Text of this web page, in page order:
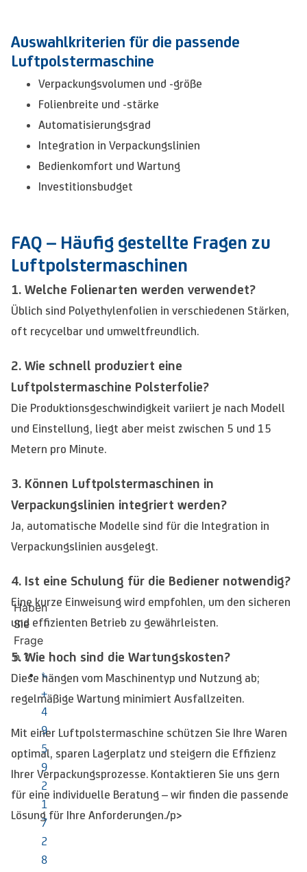
Auswahlkriterien für die passende
Luftpolstermaschine
Verpackungsvolumen und -größe
Folienbreite und -stärke
Automatisierungsgrad
Integration in Verpackungslinien
Bedienkomfort und Wartung
Investitionsbudget
FAQ – Häufig gestellte Fragen zu
Luftpolstermaschinen
1. Welche Folienarten werden verwendet?
Üblich sind Polyethylenfolien in verschiedenen Stärken,
oft recycelbar und umweltfreundlich.
2. Wie schnell produziert eine
Luftpolstermaschine Polsterfolie?
Die Produktionsgeschwindigkeit variiert je nach Modell
und Einstellung, liegt aber meist zwischen 5 und 15
Metern pro Minute.
3. Können Luftpolstermaschinen in
Verpackungslinien integriert werden?
Ja, automatische Modelle sind für die Integration in
Verpackungslinien ausgelegt.
4. Ist eine Schulung für die Bediener notwendig?
Eine kurze Einweisung wird empfohlen, um den sicheren
und effizienten Betrieb zu gewährleisten.
5. Wie hoch sind die Wartungskosten?
Diese hängen vom Maschinentyp und Nutzung ab;
regelmäßige Wartung minimiert Ausfallzeiten.
Mit einer Luftpolstermaschine schützen Sie Ihre Waren
optimal, sparen Lagerplatz und steigern die Effizienz
Ihrer Verpackungsprozesse. Kontaktieren Sie uns gern
für eine individuelle Beratung – wir finden die passende
Lösung für Ihre Anforderungen./p>
Haben
Sie
Frage
n ?
+
4
9
5
9
2
1
7
2
8